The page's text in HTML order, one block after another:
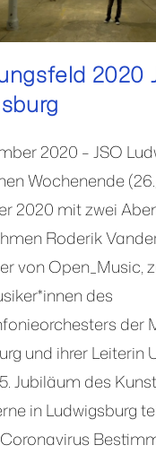
2020
2020 – JSO
Wochenende
2020 mit zwei
Roderik
von Open_Music,
des
der
und ihrer Leiterin
Jubiläum des
in Ludwigsburg